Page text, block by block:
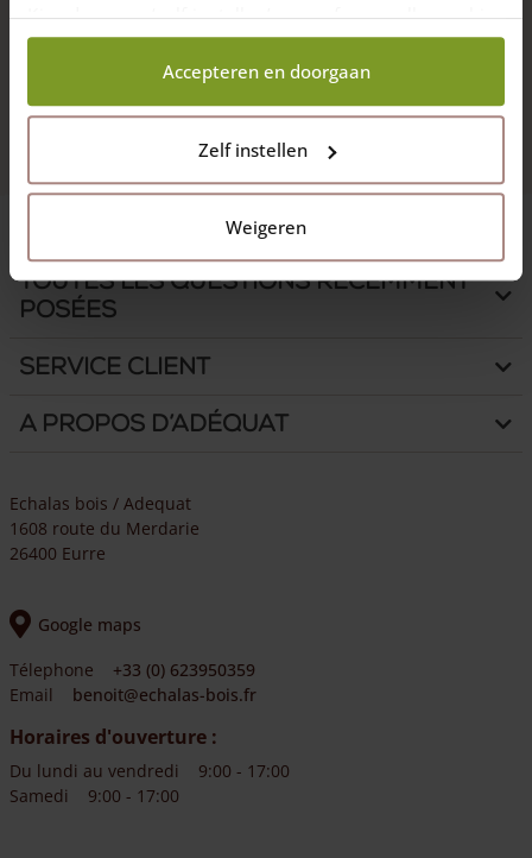
Kies dan voor ‘zelf instellen’ en geef aan welke cookies
wij wel mogen verzamelen.
Accepteren en doorgaan
Zelf instellen
Weigeren
Toutes les questions récemment
posées
Service client
A propos d’Adéquat
Echalas bois / Adequat
1608 route du Merdarie
26400 Eurre
Google maps
Télephone
+33 (0) 623950359
Email
benoit@echalas-bois.fr
Horaires d'ouverture :
Du lundi au vendredi
9:00 - 17:00
Samedi
9:00 - 17:00